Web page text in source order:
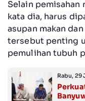
Selain pemisahan
kata dia, harus
asupan makan
tersebut penting
pemulihan tubuh
Rabu, 29